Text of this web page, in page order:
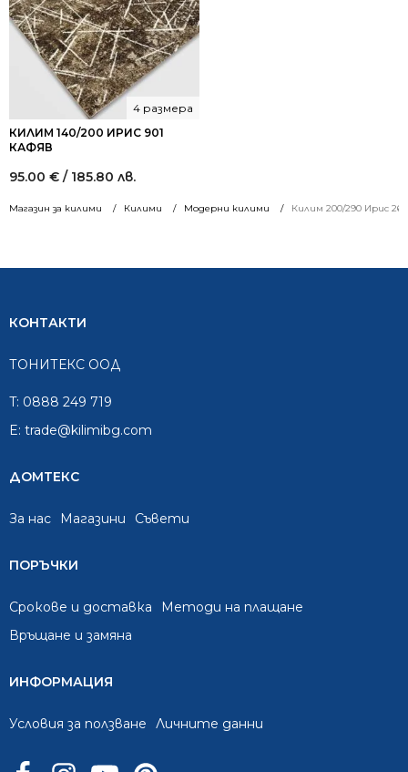
Магазин за килими Килими Модерни килими Килим 200/290 Ирис
КИЛИМ 140/200 ИРИС 901
КАФЯВ
4 размера
95.00 € / 185.80 лв.
КОНТАКТИ
ТОНИТЕКС ООД
T: 0888 249 719
E: trade@kilimibg.com
ДОМТЕКС
За нас Mагазини Съвети
ПОРЪЧКИ
Срокове и доставка
Методи на плащане
Връщане и замяна
ИНФОРМАЦИЯ
Условия за ползване Личните данни